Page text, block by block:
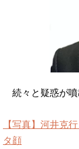
続々と疑惑が噴
【写真】河井克
タ顔